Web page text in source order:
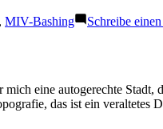
MIV-Bashing Schreibe
eine autogerechte
das ist ein